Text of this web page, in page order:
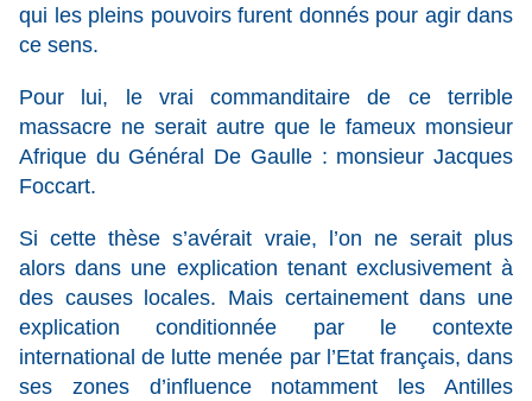
qui les pleins pouvoirs furent donnés pour agir dans
ce sens.
Pour lui, le vrai commanditaire de ce terrible
massacre ne serait autre que le fameux monsieur
Afrique du Général De Gaulle : monsieur Jacques
Foccart.
Si cette thèse s’avérait vraie, l’on ne serait plus
alors dans une explication tenant exclusivement à
des causes locales. Mais certainement dans une
explication conditionnée par le contexte
international de lutte menée par l’Etat français, dans
ses zones d’influence notamment les Antilles